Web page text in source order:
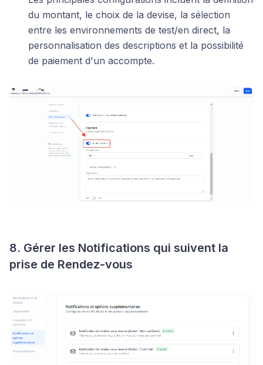
du montant, le choix de la devise, la sélection
entre les environnements de test/en direct, la
personnalisation des descriptions et la possibilité
de paiement d'un accompte.
8. Gérer les Notifications qui suivent la
prise de Rendez-vous